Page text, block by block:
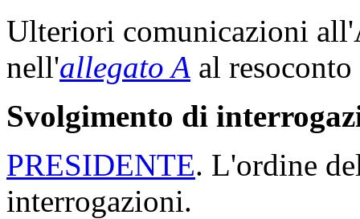
Ulteriori comunicazioni
nell'allegato A al
Svolgimento di
PRESIDENTE. L'ordine
interrogazioni.